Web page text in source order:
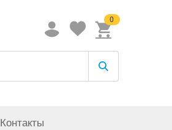
0
Контакты